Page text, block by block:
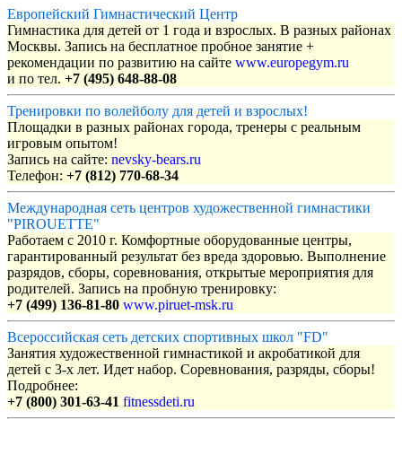
Европейский Гимнастический Центр
Гимнастика для детей от 1 года и взрослых. В разных районах
Москвы. Запись на бесплатное пробное занятие +
рекомендации по развитию на сайте www.europegym.ru
и по тел. +7 (495) 648-88-08
Тренировки по волейболу для детей и взрослых!
Площадки в разных районах города, тренеры с реальным
игровым опытом!
Запись на сайте: nevsky-bears.ru
Телефон: +7 (812) 770-68-34
Международная сеть центров художественной гимнастики
"PIROUETTE"
Работаем с 2010 г. Комфортные оборудованные центры,
гарантированный результат без вреда здоровью. Выполнение
разрядов, сборы, соревнования, открытые мероприятия для
родителей. Запись на пробную тренировку:
+7 (499) 136-81-80 www.piruet-msk.ru
Всероссийская сеть детских спортивных школ "FD"
Занятия художественной гимнастикой и акробатикой для
детей с 3-х лет. Идет набор. Соревнования, разряды, сборы!
Подробнее:
+7 (800) 301-63-41 fitnessdeti.ru